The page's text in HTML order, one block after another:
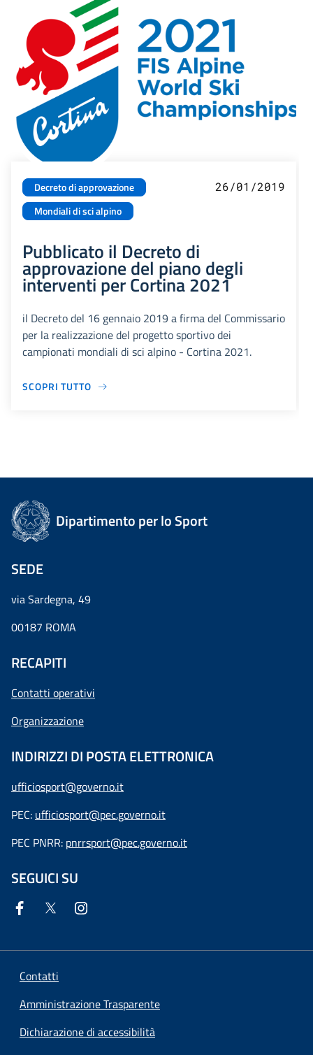
Decreto di approvazione
Mondiali di sci alpino
26/01/2019
Pubblicato il Decreto di
approvazione del piano degli
interventi per Cortina 2021
il Decreto del 16 gennaio 2019 a firma del Commissario
per la realizzazione del progetto sportivo dei
campionati mondiali di sci alpino - Cortina 2021.
SCOPRI TUTTO
Dipartimento per lo Sport
SEDE
via Sardegna, 49
00187 ROMA
RECAPITI
Contatti operativi
Organizzazione
INDIRIZZI DI POSTA ELETTRONICA
ufficiosport@governo.it
PEC: ufficiosport@pec.governo.it
PEC PNRR: pnrrsport@pec.governo.it
SEGUICI SU
Contatti
Amministrazione Trasparente
Dichiarazione di accessibilità